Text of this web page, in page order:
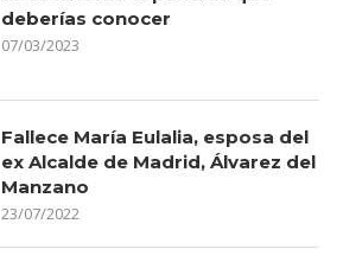
deberías conocer
07/03/2023
Fallece María Eulalia, esposa del
ex Alcalde de Madrid, Álvarez del
Manzano
23/07/2022